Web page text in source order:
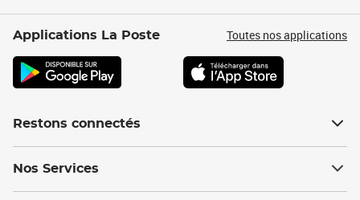
Applications La Poste Toutes nos applications
Restons connectés
Nos Services